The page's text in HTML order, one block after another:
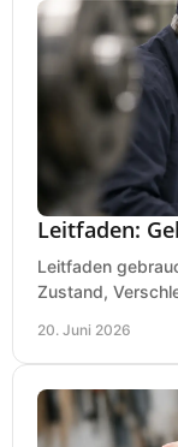
Leitfaden:
Leitfaden
Zustand,
20. Juni 2026